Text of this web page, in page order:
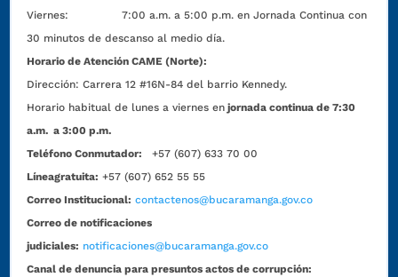
Viernes: 7:00 a.m. a 5:00 p.m. en Jornada Continua con
30 minutos de descanso al medio día.
Horario de Atención CAME (Norte):
Dirección:Carrera 12 #16N-84 del barrio Kennedy.
Horario habitual de lunes a viernes en jornada continua de 7:30
a.m. a 3:00 p.m.
Teléfono Conmutador:
+57 (607) 633 70 00
Líneagratuita: +57 (607) 652 55 55
Correo Institucional: contactenos@bucaramanga.gov.co
Correo de notificaciones
judiciales: notificaciones@bucaramanga.gov.co
Canal de denuncia para presuntos actos de corrupción: